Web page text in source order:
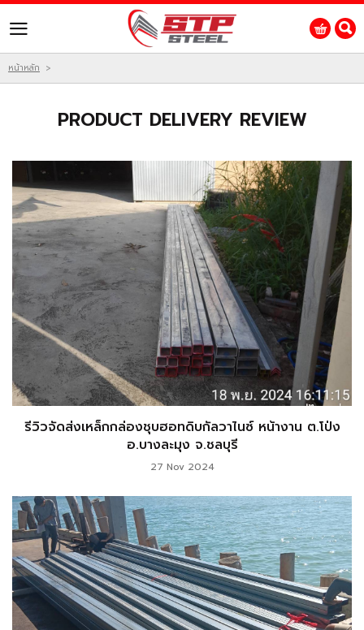
ไทย | English
Login Register
หน้าหลัก
สินค้า
โปรโมชั่น
ติดต่อเรา
ผลงานของเรา
หน้าหลัก >
PRODUCT DELIVERY REVIEW
รีวิวจัดส่งเหล็กกล่องชุบฮอทดิบกัลวาไนซ์ หน้างาน ต.โป่ง
อ.บางละมุง จ.ชลบุรี
27 Nov 2024